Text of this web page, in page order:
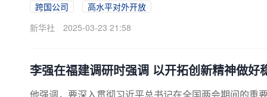
跨国公司
高水平对外开放
新华社
2025-03-23 21:58
李强在福建调研时强调 以开拓创新精神做好